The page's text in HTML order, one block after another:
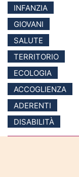
INFANZIA
GIOVANI
SALUTE
TERRITORIO
ECOLOGIA
ACCOGLIENZA
ADERENTI
DISABILITÀ